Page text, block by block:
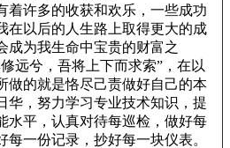
许多的收获和欢乐，一些成功
在以后的人生路上取得更大的成
成为我生命中宝贵的财富之
远兮，吾将上下而求索”，在以
做的就是恪尽己责做好自己的本
华，努力学习专业技术知识，提
水平，认真对待每巡检，做好每
每一份记录，抄好每一块仪表。